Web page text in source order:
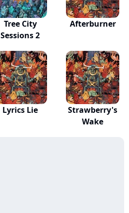
Tree City
Sessions 2
Afterburner
Lyrics Lie
Strawberry's
Wake